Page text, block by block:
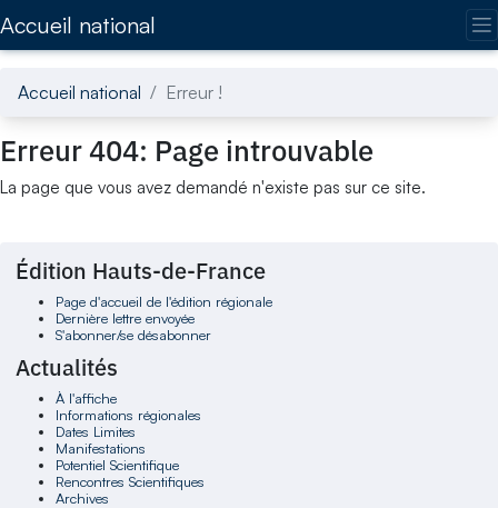
Accueil national
Accueil national Erreur !
Erreur 404: Page introuvable
La page que vous avez demandé n'existe pas sur ce site.
Édition Hauts-de-France
Page d'accueil de l'édition régionale
Dernière lettre envoyée
S'abonner/se désabonner
Actualités
À l'affiche
Informations régionales
Dates Limites
Manifestations
Potentiel Scientifique
Rencontres Scientifiques
Archives